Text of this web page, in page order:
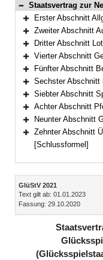
Bereich reduzieren
Staatsvertrag zur Neuregulierung des
Bereich erweitern
Erster Abschnitt
Bereich erweitern
Zweiter Abschnitt
Bereich erweitern
Dritter Abschnitt
Bereich erweitern
Vierter Abschnitt
Bereich erweitern
Fünfter Abschnitt
Bereich erweitern
Sechster Abschnitt
Bereich erweitern
Siebter Abschnitt
Bereich erweitern
Achter Abschnitt
Bereich erweitern
Neunter Abschnitt
Bereich erweitern
Zehnter Abschnitt Übergangs-
[Schlussformel]
Inhalt
GlüStV 2021
Text gilt ab: 01.01.2023
Fassung: 29.10.2020